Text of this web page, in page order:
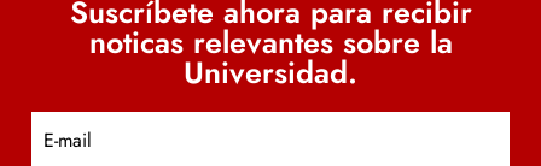
Suscríbete ahora para recibir
noticas relevantes sobre la
Universidad.